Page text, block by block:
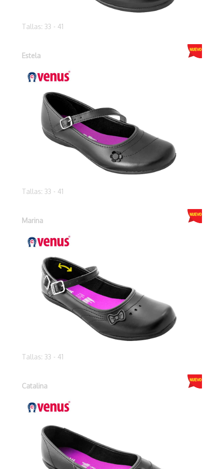
Tallas: 33 - 41
Estela
Tallas: 33 - 41
Marina
Tallas: 33 - 41
Catalina